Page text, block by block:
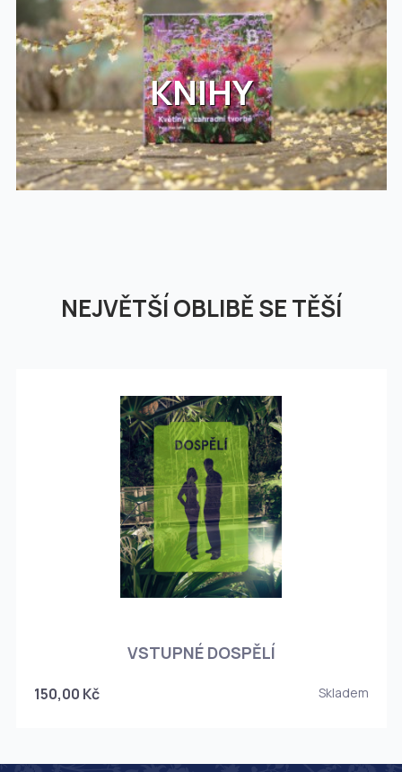
KNIHY
NEJVĚTŠÍ OBLIBĚ SE TĚŠÍ
VSTUPNÉ DOSPĚLÍ
150,00 Kč Skladem